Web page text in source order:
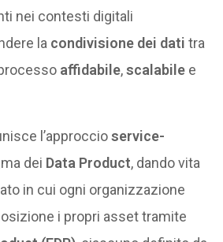
nei contesti digitali
la condivisione dei dati tra
affidabile,scalabile e
l’approccioservice-
dei Data Product, dando vita
in cui ogni organizzazione
i propri asset tramite